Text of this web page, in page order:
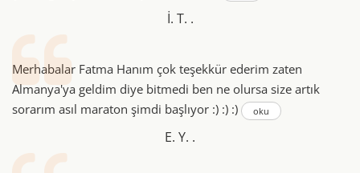
İ. T. .
Merhabalar Fatma Hanım çok teşekkür ederim zaten
Almanya'ya geldim diye bitmedi ben ne olursa size artık
sorarım asıl maraton şimdi başlıyor :) :) :)
oku
E. Y. .